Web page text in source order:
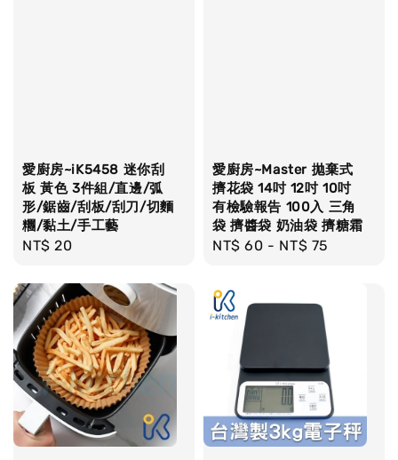
愛廚房~iK5458 迷你刮
板 黃色 3件組/直邊/弧
形/鋸齒/刮板/刮刀/切麵
糰/黏土/手工藝
Regular
NT$ 20
愛廚房~Master 拋棄式
擠花袋 14吋 12吋 10吋
有檢驗報告 100入 三角
袋 擠醬袋 奶油袋 擠糖霜
Regular
NT$ 60 - NT$ 75